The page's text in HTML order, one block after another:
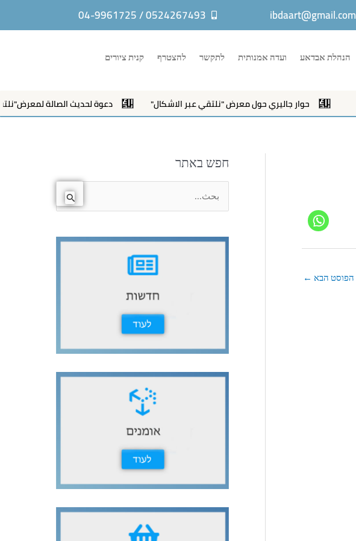
ibdaart@gmail.com
0524267493 / 04-9961725
הנהלת אבדאע ועדה אמנותית לתקשר להצטרף קנית ציורים
حوار جاليري حول معرض "نلتقي عبر الاشكال" دعوة لحديث الصالة لمعرض"نلتقي
הפוסט הבא ←
חפש באתר
ب